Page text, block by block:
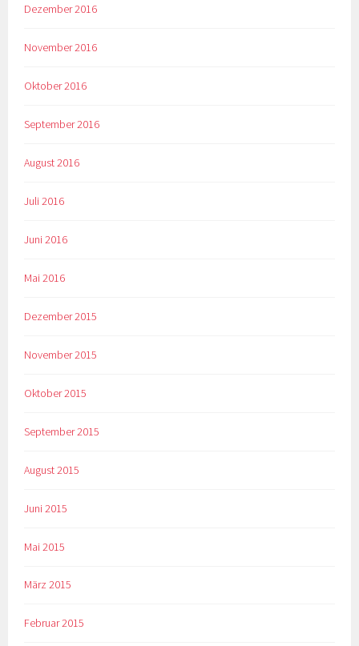
Dezember 2016
November 2016
Oktober 2016
September 2016
August 2016
Juli 2016
Juni 2016
Mai 2016
Dezember 2015
November 2015
Oktober 2015
September 2015
August 2015
Juni 2015
Mai 2015
März 2015
Februar 2015